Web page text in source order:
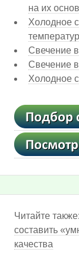
на их
Холодное
Свечение
Свечение
Холодное
Читайте также:
составить
качества